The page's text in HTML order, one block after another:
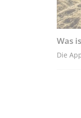
Was
Die